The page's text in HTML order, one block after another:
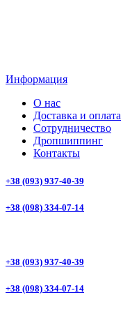
Информация
О нас
Доставка и оплата
Сотрудничество
Дропшиппинг
Контакты
+38 (093) 937-40-39
+38 (098) 334-07-14
+38 (093) 937-40-39
+38 (098) 334-07-14